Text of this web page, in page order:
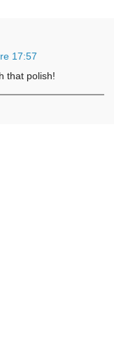
17:57
that polish!